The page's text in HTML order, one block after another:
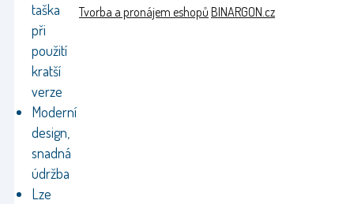
taška
při
použití
kratší
verze
Moderní
design,
snadná
údržba
Lze
Tvorba a pronájem eshopů BINARGON.cz